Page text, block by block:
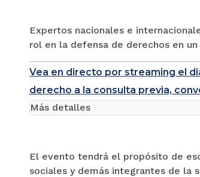
Expertos nacionales e
rol en la defensa de derechos en
Vea en directo por streaming el
derecho a la consulta previa,
El evento tendrá el propósito de
sociales y demás integrantes de la
Más detalles